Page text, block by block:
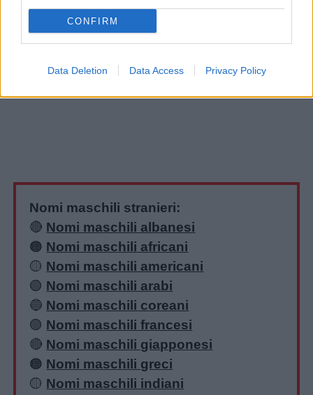
CONFIRM
Data Deletion Data Access Privacy Policy
Nomi maschili stranieri:
🔴 Nomi maschili albanesi
🟠 Nomi maschili africani
🟡 Nomi maschili americani
🟢 Nomi maschili arabi
🔵 Nomi maschili coreani
🟣 Nomi maschili francesi
🔴 Nomi maschili giapponesi
🟠 Nomi maschili greci
🟡 Nomi maschili indiani